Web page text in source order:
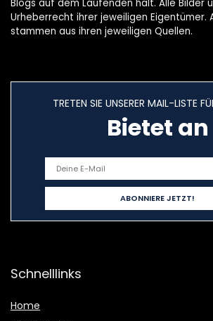
Blogs auf dem Laufenden hält. Alle Bilder
Urheberrecht ihrer jeweiligen Eigentümer.
stammen aus ihren jeweiligen Quellen.
TRETEN SIE UNSERER MAIL-LISTE
Bietet an
Schnelllinks
Home